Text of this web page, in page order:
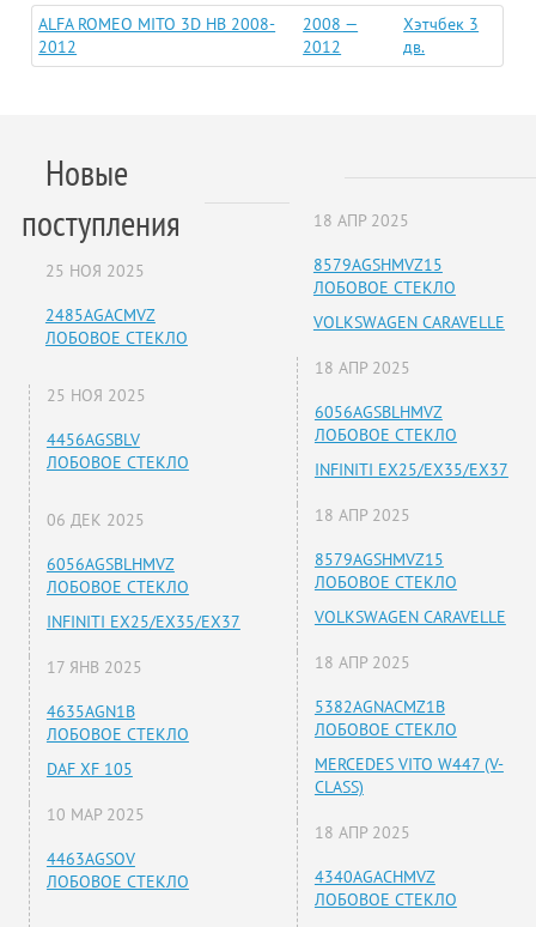
ALFA ROMEO MITO 3D HB 2008-
2012
2008 —
2012
Хэтчбек 3
дв.
Новые
поступления
25 НОЯ 2025
2485AGACMVZ
ЛОБОВОЕ СТЕКЛО
25 НОЯ 2025
4456AGSBLV
ЛОБОВОЕ СТЕКЛО
06 ДЕК 2025
6056AGSBLHMVZ
ЛОБОВОЕ СТЕКЛО
INFINITI EX25/EX35/EX37
17 ЯНВ 2025
4635AGN1B
ЛОБОВОЕ СТЕКЛО
DAF XF 105
10 МАР 2025
4463AGSOV
ЛОБОВОЕ СТЕКЛО
18 АПР 2025
8579AGSHMVZ15
ЛОБОВОЕ СТЕКЛО
VOLKSWAGEN CARAVELLE
18 АПР 2025
6056AGSBLHMVZ
ЛОБОВОЕ СТЕКЛО
INFINITI EX25/EX35/EX37
18 АПР 2025
8579AGSHMVZ15
ЛОБОВОЕ СТЕКЛО
VOLKSWAGEN CARAVELLE
18 АПР 2025
5382AGNACMZ1B
ЛОБОВОЕ СТЕКЛО
MERCEDES VITO W447 (V-
CLASS)
18 АПР 2025
4340AGACHMVZ
ЛОБОВОЕ СТЕКЛО